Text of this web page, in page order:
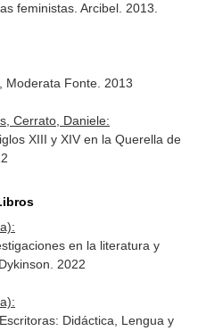
feministas. Arcibel. 2013.
Moderata Fonte. 2013
Cerrato, Daniele:
XIII y XIV en la Querella de
en la literatura y
2022
Didáctica, Lengua y